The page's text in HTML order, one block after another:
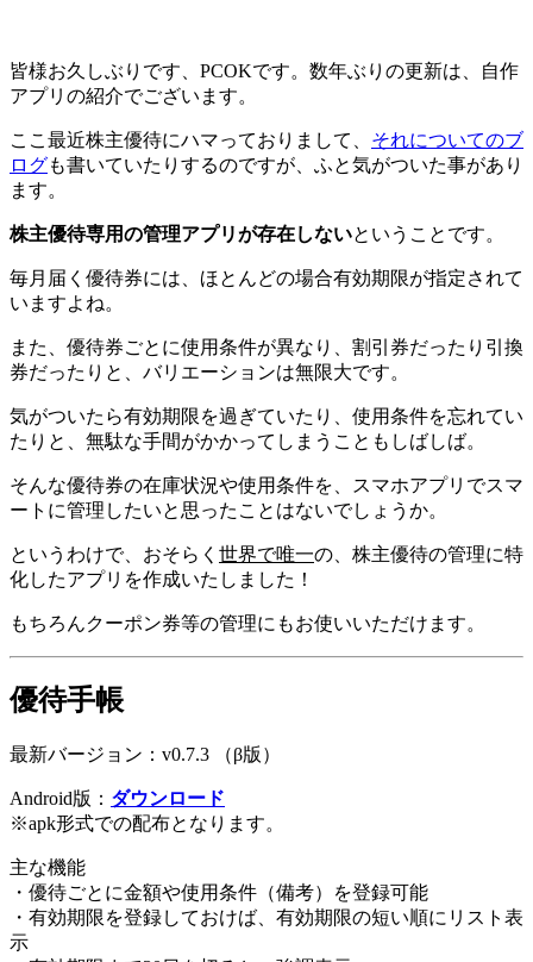
皆様お久しぶりです、PCOKです。数年ぶりの更新は、自作
アプリの紹介でございます。
ここ最近株主優待にハマっておりまして、 それについてのブ
ログも書いていたりするのですが、ふと気がついた事があり
ます。
株主優待専用の管理アプリが存在しないということです。
毎月届く優待券には、ほとんどの場合有効期限が指定されて
いますよね。
また、優待券ごとに使用条件が異なり、割引券だったり引換
券だったりと、バリエーションは無限大です。
気がついたら有効期限を過ぎていたり、使用条件を忘れてい
たりと、無駄な手間がかかってしまうこともしばしば。
そんな優待券の在庫状況や使用条件を、スマホアプリでスマ
ートに管理したいと思ったことはないでしょうか。
というわけで、おそらく 世界で唯一の、株主優待の管理に特
化したアプリを作成いたしました！
もちろんクーポン券等の管理にもお使いいただけます。
優待手帳
最新バージョン：v0.7.3 （β版）
Android版： ダウンロード
※apk形式での配布となります。
主な機能
・優待ごとに金額や使用条件（備考）を登録可能
・有効期限を登録しておけば、有効期限の短い順にリスト表
示